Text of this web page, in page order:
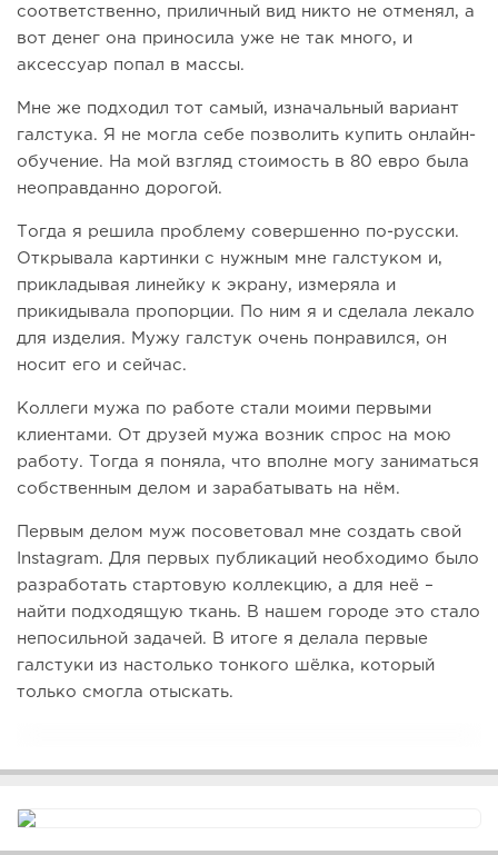
соответственно, приличный вид никто не отменял, а
вот денег она приносила уже не так много, и
аксессуар попал в массы.
Мне же подходил тот самый, изначальный вариант
галстука. Я не могла себе позволить купить онлайн-
обучение. На мой взгляд стоимость в 80 евро была
неоправданно дорогой.
Тогда я решила проблему совершенно по-русски.
Открывала картинки с нужным мне галстуком и,
прикладывая линейку к экрану, измеряла и
прикидывала пропорции. По ним я и сделала лекало
для изделия. Мужу галстук очень понравился, он
носит его и сейчас.
Коллеги мужа по работе стали моими первыми
клиентами. От друзей мужа возник спрос на мою
работу. Тогда я поняла, что вполне могу заниматься
собственным делом и зарабатывать на нём.
Первым делом муж посоветовал мне создать свой
Instagram. Для первых публикаций необходимо было
разработать стартовую коллекцию, а для неё –
найти подходящую ткань. В нашем городе это стало
непосильной задачей. В итоге я делала первые
галстуки из настолько тонкого шёлка, который
только смогла отыскать.